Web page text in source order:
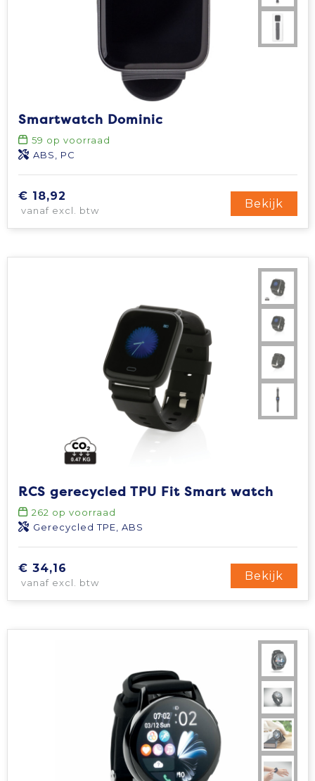
Smartwatch Dominic
59 op voorraad
ABS, PC
€ 18,92
vanaf excl. btw
Bekijk
RCS gerecycled TPU Fit Smart watch
262 op voorraad
Gerecycled TPE, ABS
€ 34,16
vanaf excl. btw
Bekijk